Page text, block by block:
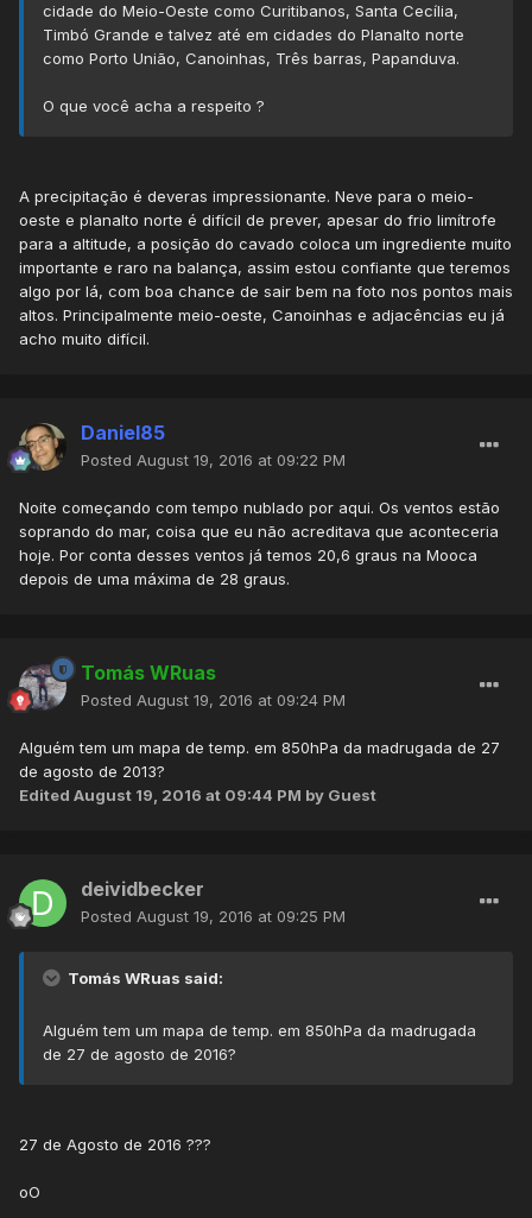
cidade do Meio-Oeste como Curitibanos, Santa Cecília,
Timbó Grande e talvez até em cidades do Planalto norte
como Porto União, Canoinhas, Três barras, Papanduva.
O que você acha a respeito ?
A precipitação é deveras impressionante. Neve para o meio-
oeste e planalto norte é difícil de prever, apesar do frio limítrofe
para a altitude, a posição do cavado coloca um ingrediente muito
importante e raro na balança, assim estou confiante que teremos
algo por lá, com boa chance de sair bem na foto nos pontos mais
altos. Principalmente meio-oeste, Canoinhas e adjacências eu já
acho muito difícil.
Daniel85
Posted August 19, 2016 at 09:22 PM
Noite começando com tempo nublado por aqui. Os ventos estão
soprando do mar, coisa que eu não acreditava que aconteceria
hoje. Por conta desses ventos já temos 20,6 graus na Mooca
depois de uma máxima de 28 graus.
Tomás WRuas
Posted August 19, 2016 at 09:24 PM
Alguém tem um mapa de temp. em 850hPa da madrugada de 27
de agosto de 2013?
Edited August 19, 2016 at 09:44 PM by Guest
deividbecker
Posted August 19, 2016 at 09:25 PM
Tomás WRuas said:
Alguém tem um mapa de temp. em 850hPa da madrugada
de 27 de agosto de 2016?
27 de Agosto de 2016 ???
oO